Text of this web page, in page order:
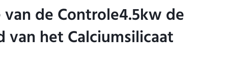
de Controle4.5kw de
van het Calciumsilicaat
de Controle4.5kw de
van het Calciumsilicaat